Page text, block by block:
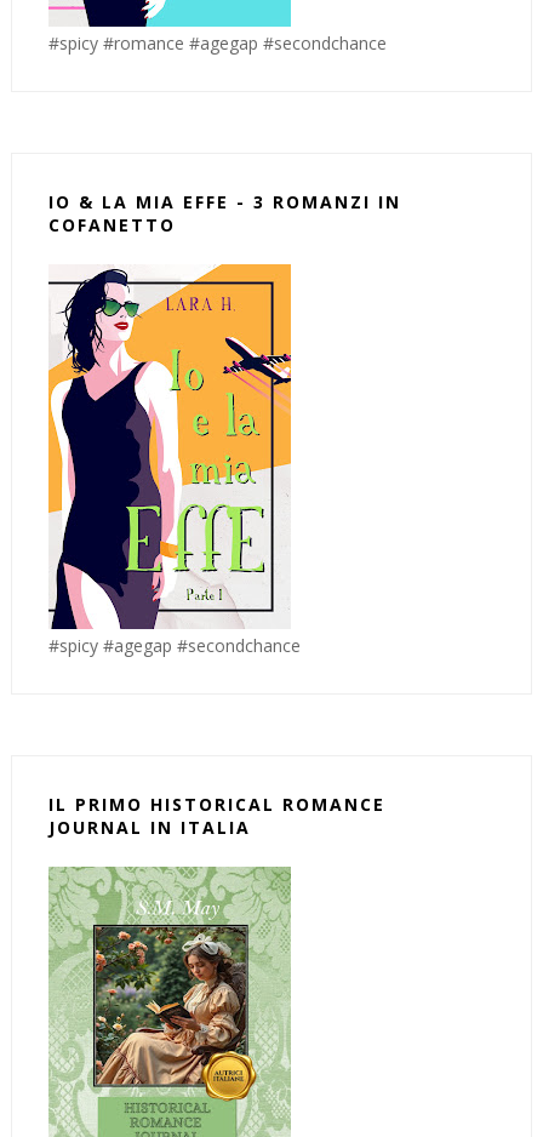
#spicy #romance #agegap #secondchance
IO & LA MIA EFFE - 3 ROMANZI IN
COFANETTO
#spicy #agegap #secondchance
IL PRIMO HISTORICAL ROMANCE
JOURNAL IN ITALIA